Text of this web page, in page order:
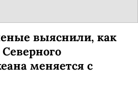
выяснили, как
меняется с